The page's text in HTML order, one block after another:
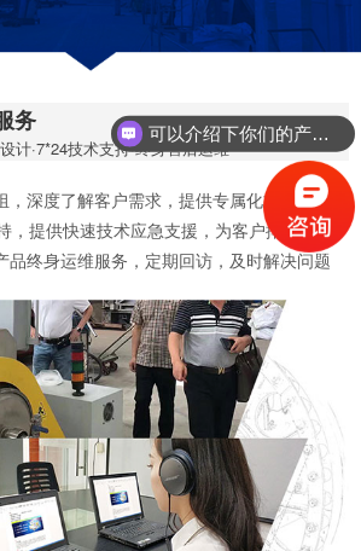
务
计·7*24技术支持·终身售后运维
，深度了解客户需求，提供专属化方案定制
，提供快速技术应急支援，为客户排忧解难
品终身运维服务，定期回访，及时解决问题
可以介绍下你们的产品么？